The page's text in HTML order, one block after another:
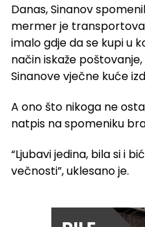
Danas, Sinanov
mermer je
imalo gdje da se kupi u
način iskaže
Sinanove vječne kuće
A ono što nikoga ne
natpis na spomeniku
“Ljubavi jedina, bila si i
večnosti”, uklesano je.